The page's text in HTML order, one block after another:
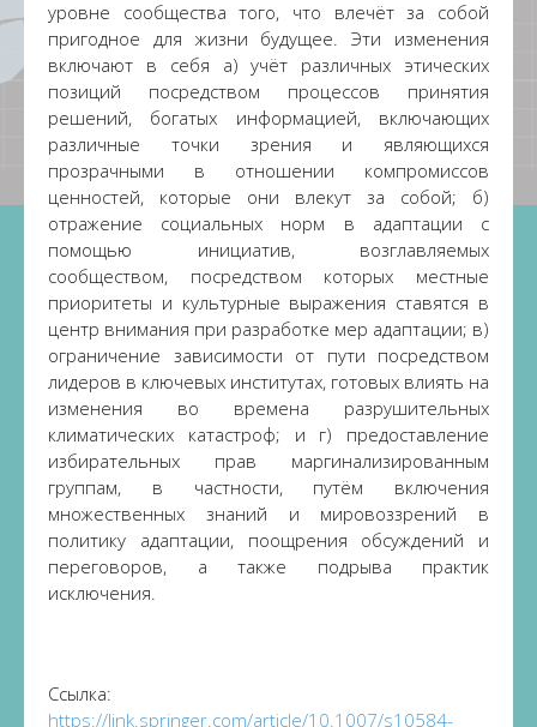
уровне сообщества того, что влечёт за собой
пригодное для жизни будущее. Эти изменения
включают в себя а) учёт различных этических
позиций посредством процессов принятия
решений, богатых информацией, включающих
различные точки зрения и являющихся
прозрачными в отношении компромиссов
ценностей, которые они влекут за собой; б)
отражение социальных норм в адаптации с
помощью инициатив, возглавляемых
сообществом, посредством которых местные
приоритеты и культурные выражения ставятся в
центр внимания при разработке мер адаптации; в)
ограничение зависимости от пути посредством
лидеров в ключевых институтах, готовых влиять на
изменения во времена разрушительных
климатических катастроф; и г) предоставление
избирательных прав маргинализированным
группам, в частности, путём включения
множественных знаний и мировоззрений в
политику адаптации, поощрения обсуждений и
переговоров, а также подрыва практик
исключения.
Ссылка:
https://link.springer.com/article/10.1007/s10584-